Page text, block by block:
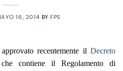
16, 2014 BY FPS
recentemente il Decreto
contiene il Regolamento di